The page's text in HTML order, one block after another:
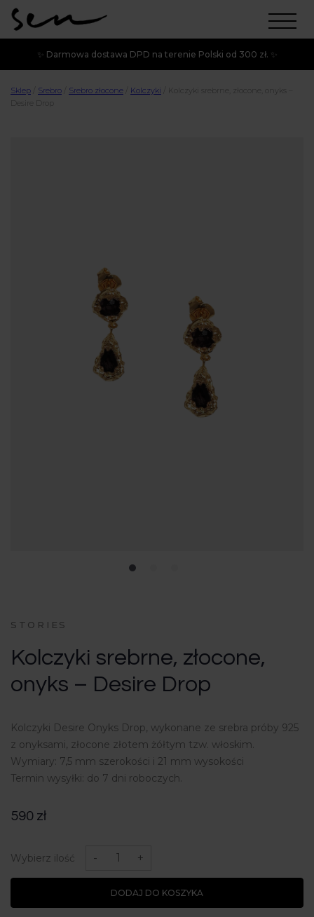
✨ Darmowa dostawa DPD na terenie Polski od 300 zł. ✨
Sklep Srebro Srebro złocone Kolczyki
Kolczyki srebrne, złocone, onyks –
STORIES
Kolczyki srebrne, złocone,
onyks – Desire Drop
Kolczyki Desire Onyks Drop, wykonane ze srebra próby 925
z onyksami, złocone złotem żółtym tzw. włoskim.
Wymiary: 7,5 mm szerokości i 21 mm wysokości
Termin wysyłki: do 7 dni roboczych.
590 zł
Wybierz ilość
Desire
- +
DODAJ DO KOSZYKA